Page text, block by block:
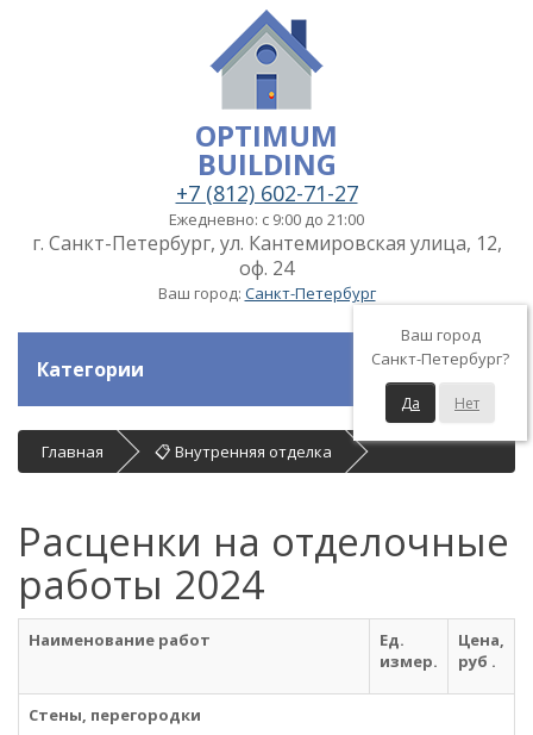
OPTIMUM
BUILDING
+7 (812) 602-71-27
Ежедневно: с 9:00 до 21:00
г. Санкт-Петербург, ул. Кантемировская улица, 12,
оф. 24
Ваш город: Санкт-Петербург
Ваш город
Санкт-Петербург?
Да Нет
Категории
Главная 📋 Внутренняя отделка
Расценки на отделочные
работы 2024
Наименование работ
Ед.
измер.
Цена,
руб .
Стены, перегородки